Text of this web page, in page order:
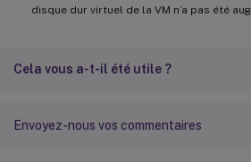
disque dur virtuel de la VM n’a pas été
Cela vous a-t-il été utile ?
Envoyez-nous vos commentaires